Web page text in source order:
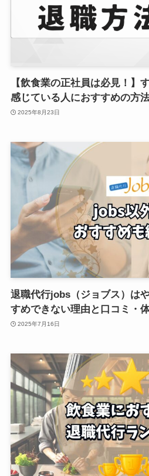
【飲食業の正社員は必見！】
感じている人におすすめの方
2025年8月23日
退職代行jobs（ジョブス）は
すめできない理由と口コミ・
2025年7月16日